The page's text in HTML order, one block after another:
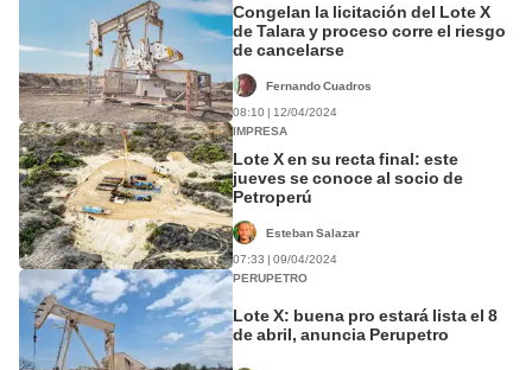
Congelan la licitación del Lote X
de Talara y proceso corre el riesgo
de cancelarse
Fernando Cuadros
08:10 | 12/04/2024
IMPRESA
Lote X en su recta final: este
jueves se conoce al socio de
Petroperú
Esteban Salazar
07:33 | 09/04/2024
PERUPETRO
Lote X: buena pro estará lista el 8
de abril, anuncia Perupetro